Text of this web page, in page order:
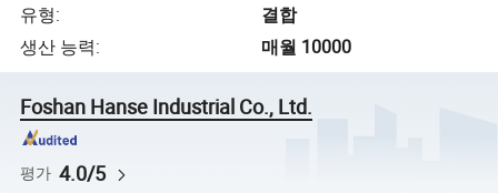
유형:
결합
생산 능력: 매월 10000
Foshan Hanse Industrial Co., Ltd.
평가 4.0/5